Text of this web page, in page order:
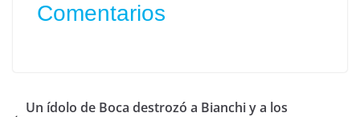
Comentarios
Un ídolo de Boca destrozó a Bianchi y a los